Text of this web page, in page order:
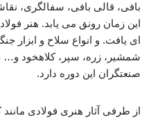
بافی، قالی بافی، سفالگری،
این زمان رونق می یابد. هنر
ای یافت. و انواع سلاح و ابزار
شمشیر، زره، سپر، کلاهخود و…
صنعتگران این دوره دارد.
از طرفی آثار هنری فولادی